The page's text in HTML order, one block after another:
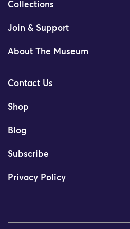
Collections
Join & Support
About The Museum
Contact Us
Shop
Blog
Subscribe
Privacy Policy